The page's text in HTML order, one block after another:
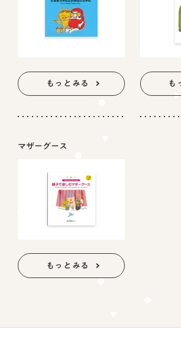
もっとみる も
マザーグース
もっとみる